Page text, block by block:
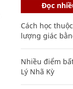
Đọc
Cách học
lượng giác
Nhiều điểm
Lý Nhã Kỳ